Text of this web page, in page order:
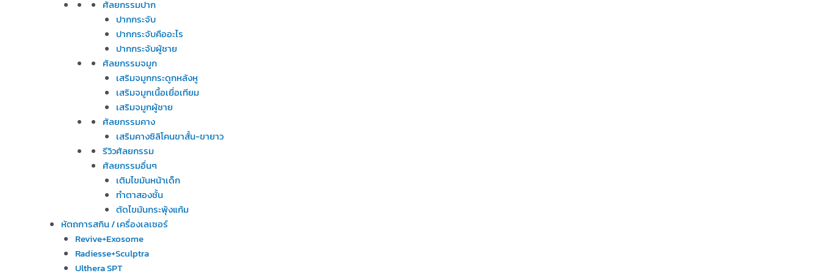
ศัลยกรรมปาก
ปากกระจับ
ปากกระจับคืออะไร
ปากกระจับผู้ชาย
ศัลยกรรมจมูก
เสริมจมูกกระดูกหลังหู
เสริมจมูกเนื้อเยื่อเทียม
เสริมจมูกผู้ชาย
ศัลยกรรมคาง
เสริมคางซิลิโคนขาสั้น-ขายาว
รีวิวศัลยกรรม
ศัลยกรรมอื่นๆ
เติมไขมันหน้าเด็ก
ทำตาสองชั้น
ตัดไขมันกระพุ้งแก้ม
หัตถการสกิน / เครื่องเลเซอร์
Revive+Exosome
Radiesse+Sculptra
Ulthera SPT